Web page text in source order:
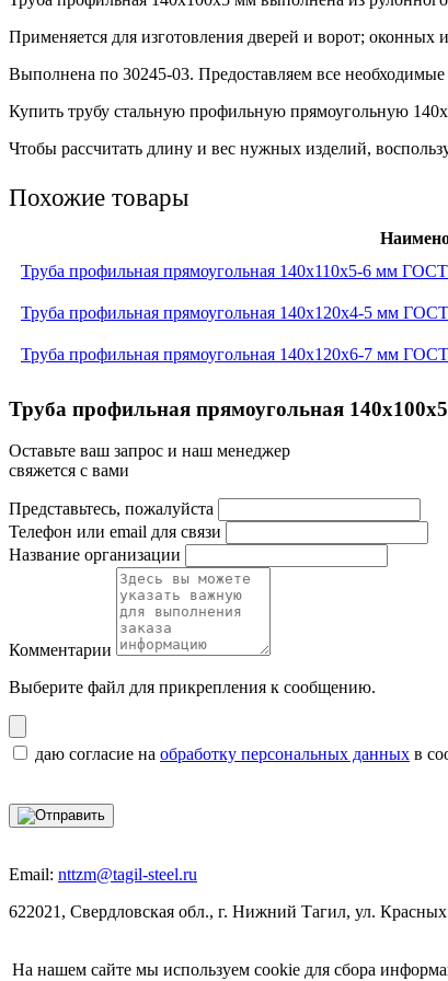
Применяется для изготовления дверей и ворот;
Выполнена по 30245-03. Предоставляем все необходимые
Купить трубу стальную профильную прямоугольную
Чтобы рассчитать длину и вес нужных изделий,
Похожие товары
Труба профильная прямоугольная 140x110x5-6 мм
Труба профильная прямоугольная 140x120x4-5 мм
Труба профильная прямоугольная 140x120x6-7 мм
Труба профильная прямоугольная
Оставьте ваш запрос и наш менеджер
свяжется с вами
Представьтесь, пожалуйста
Телефон или email для связи
Название организации
Комментарии
Выберите файл для прикрепления к сообщению.
даю согласие на обработку персональных данных в
Email: nttzm@tagil-steel.ru
622021, Свердловская обл., г. Нижний Тагил, ул.
На нашем сайте мы используем cookie для сбора